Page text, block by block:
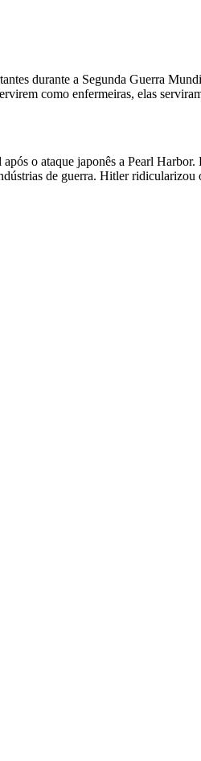
durante a Segunda Guerra
como enfermeiras, elas
o ataque japonês a Pearl
de guerra. Hitler